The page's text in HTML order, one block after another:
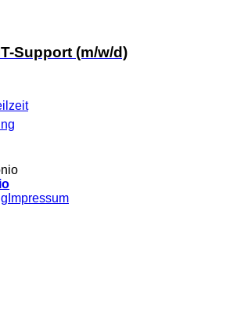
Support (m/w/d)
Impressum